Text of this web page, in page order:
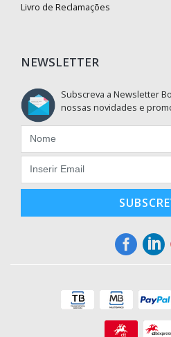
Livro de Reclamações
NEWSLETTER
Subscreva a Newsletter
nossas novidades e